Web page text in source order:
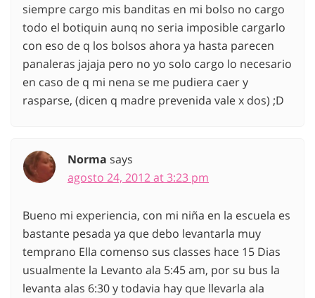
siempre cargo mis banditas en mi bolso no cargo
todo el botiquin aunq no seria imposible cargarlo
con eso de q los bolsos ahora ya hasta parecen
panaleras jajaja pero no yo solo cargo lo necesario
en caso de q mi nena se me pudiera caer y
rasparse, (dicen q madre prevenida vale x dos) ;D
Norma says
agosto 24, 2012 at 3:23 pm
Bueno mi experiencia, con mi niña en la escuela es
bastante pesada ya que debo levantarla muy
temprano Ella comenso sus classes hace 15 Dias
usualmente la Levanto ala 5:45 am, por su bus la
levanta alas 6:30 y todavia hay que llevarla ala